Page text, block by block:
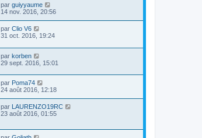
par guiyyaume
14 nov. 2016, 20:56
par Clio V6
31 oct. 2016, 19:24
par korben
29 sept. 2016, 15:01
par Poma74
24 août 2016, 12:18
par
LAURENZO19RC
23 août 2016, 01:55